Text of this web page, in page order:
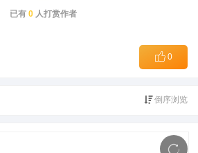
已有 0人打赏作者
0
倒序浏览